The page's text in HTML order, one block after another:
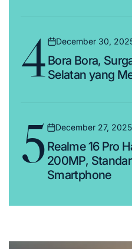
4 Posted
on
December 30,
Bora Bora,
Selatan yang
5 Posted
on
December 27, 2025
Realme 16 Pro
200MP,
Smartphone